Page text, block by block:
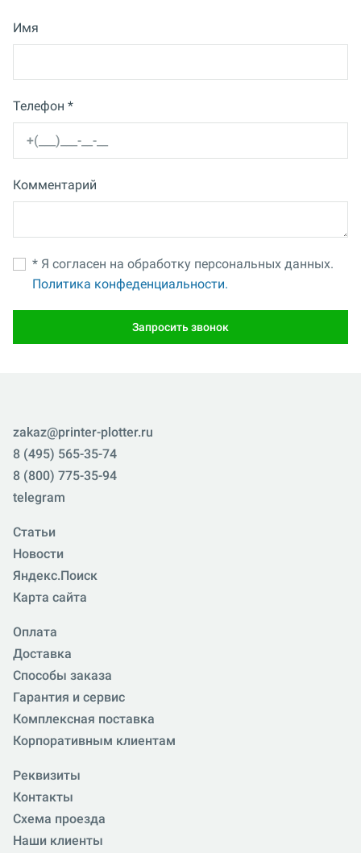
Имя
Телефон *
Комментарий
* Я согласен на обработку персональных данных.
Политика конфеденциальности.
Запросить звонок
zakaz@printer-plotter.ru
8 (495) 565-35-74
8 (800) 775-35-94
telegram
Статьи
Новости
Яндекс.Поиск
Карта сайта
Оплата
Доставка
Способы заказа
Гарантия и сервис
Комплексная поставка
Корпоративным клиентам
Реквизиты
Контакты
Схема проезда
Наши клиенты